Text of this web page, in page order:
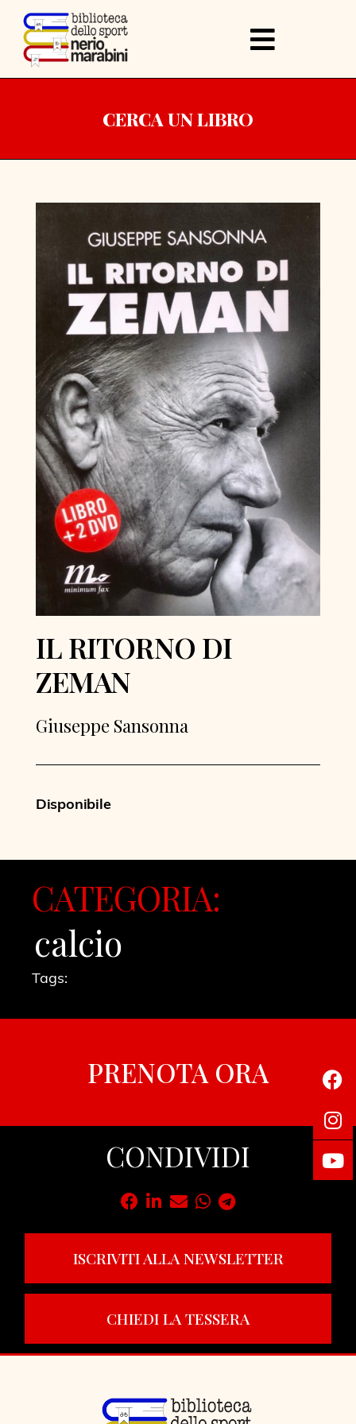
CERCA UN LIBRO
IL RITORNO DI
ZEMAN
Giuseppe Sansonna
Disponibile
CATEGORIA:
calcio
Tags:
PRENOTA ORA
CONDIVIDI
ISCRIVITI ALLA NEWSLETTER
CHIEDI LA TESSERA